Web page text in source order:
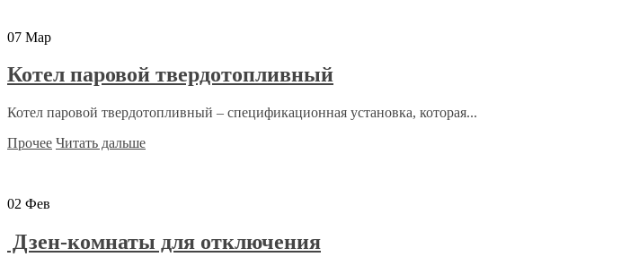
07 Мар
Котел паровой твердотопливный
Котел паровой твердотопливный – спецификационная установка, которая...
Прочее Читать дальше
02 Фев
Дзен-комнаты для отключения